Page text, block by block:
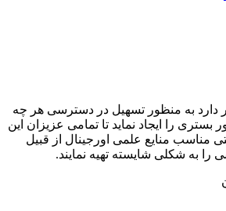
دارد به منظور تسهیل در دسترسی هر چه
را ایجاد نماید تا تمامی عزیزان این
مناسب منایع علمی اورجینال از قبیل
را به شکلی شایسته تهیه نمایند.